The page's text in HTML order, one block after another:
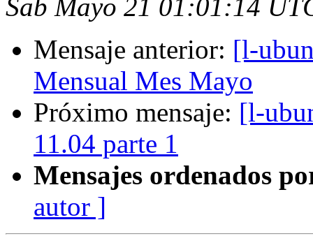
Sab Mayo 21 01:01:14
Mensaje anterior: [l-
Mensual Mes Mayo
Próximo mensaje: [l-
11.04 parte 1
Mensajes ordenados
autor ]